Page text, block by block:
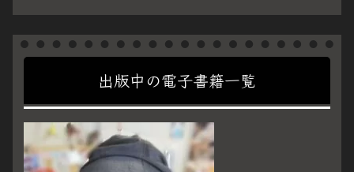
出版中の電子書籍一覧